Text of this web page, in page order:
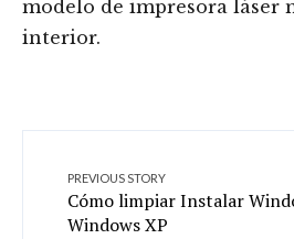
modelo de impresora láser
interior.
PREVIOUS STORY
Cómo limpiar Instalar
Windows XP